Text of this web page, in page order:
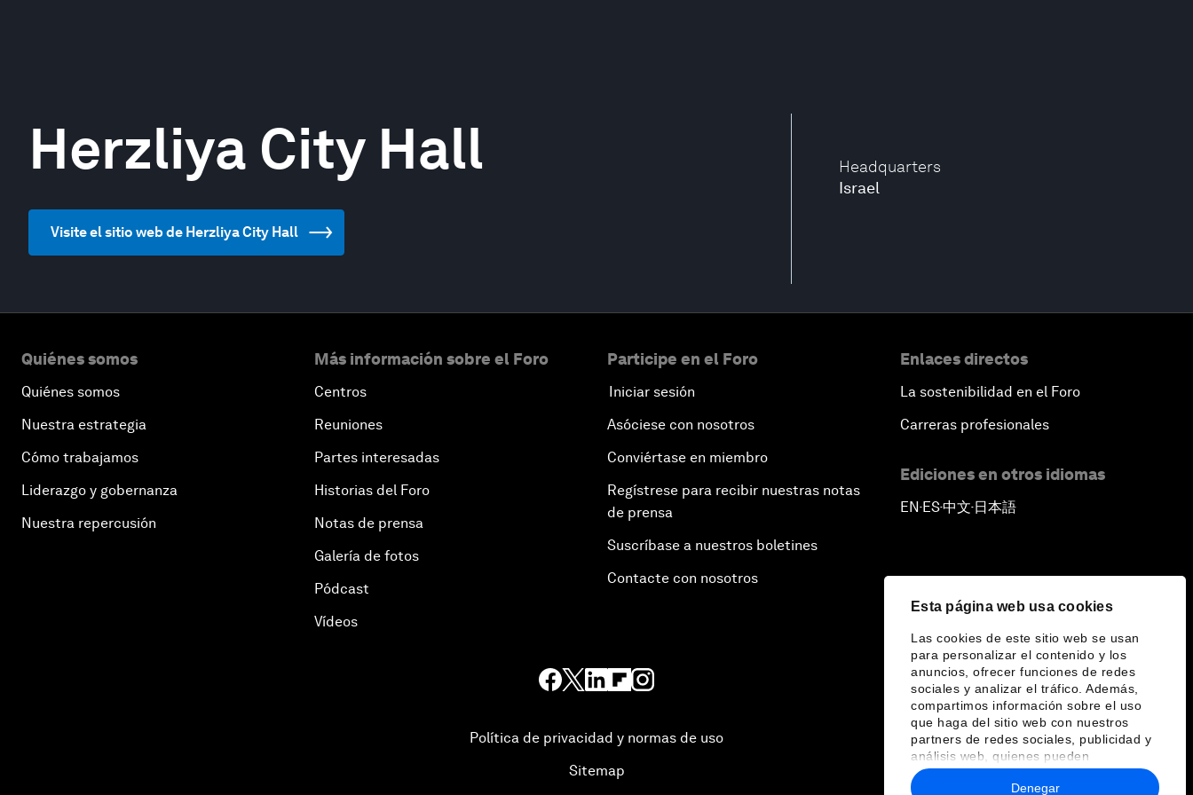
Esta página web usa cookies
Las cookies de este sitio web se usan
para personalizar el contenido y los
anuncios, ofrecer funciones de redes
sociales y analizar el tráfico. Además,
compartimos información sobre el uso
que haga del sitio web con nuestros
partners de redes sociales, publicidad y
análisis web, quienes pueden
combinarla con otra información que les
haya proporcionado o que hayan
Denegar
Headquarters
Israel
Herzliya City Hall
Visite el sitio web de Herzliya City Hall
Quiénes somos
Quiénes somos
Nuestra estrategia
Cómo trabajamos
Liderazgo y gobernanza
Nuestra repercusión
Más información sobre el Foro
Centros
Reuniones
Partes interesadas
Historias del Foro
Notas de prensa
Galería de fotos
Pódcast
Vídeos
Participe en el Foro
Iniciar sesión
Asóciese con nosotros
Conviértase en miembro
Regístrese para recibir nuestras notas
de prensa
Suscríbase a nuestros boletines
Contacte con nosotros
Enlaces directos
La sostenibilidad en el Foro
Carreras profesionales
Ediciones en otros idiomas
EN▪ES▪中文▪ 日本語
Política de privacidad y normas de uso
Sitemap